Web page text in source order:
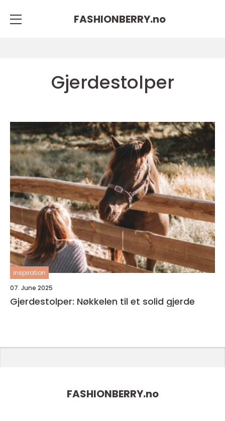
FASHIONBERRY.no
Gjerdestolper
inspiration
07. June 2025
Gjerdestolper: Nøkkelen til et solid gjerde
FASHIONBERRY.no